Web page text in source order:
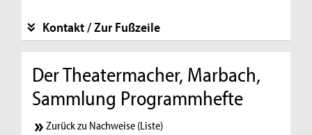
Kontakt / Zur Fußzeile
Der Theatermacher, Marbach,
Sammlung Programmhefte
Zurück zu Nachweise (Liste)